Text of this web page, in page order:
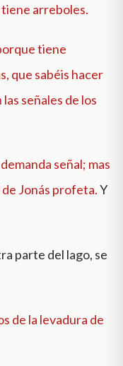
arreboles.
tiene
que sabéis hacer
señales de los
señal; mas
de Jonás profeta.Y
parte del lago, se
de la levadura de